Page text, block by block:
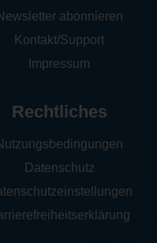
abonnieren
Kontakt/Support
Impressum
Rechtliches
Datenschutz